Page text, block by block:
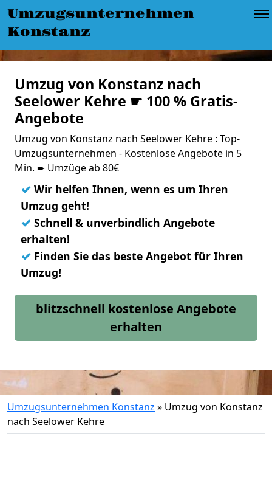
Umzugsunternehmen
Konstanz
Umzug von Konstanz nach
Seelower Kehre ☛ 100 % Gratis-
Angebote
Umzug von Konstanz nach Seelower Kehre : Top-
Umzugsunternehmen - Kostenlose Angebote in 5
Min. ➨ Umzüge ab 80€
✓ Wir helfen Ihnen, wenn es um Ihren
Umzug geht!
✓ Schnell & unverbindlich Angebote
erhalten!
✓ Finden Sie das beste Angebot für Ihren
Umzug!
blitzschnell kostenlose Angebote
erhalten
Umzugsunternehmen Konstanz » Umzug von Konstanz
nach Seelower Kehre